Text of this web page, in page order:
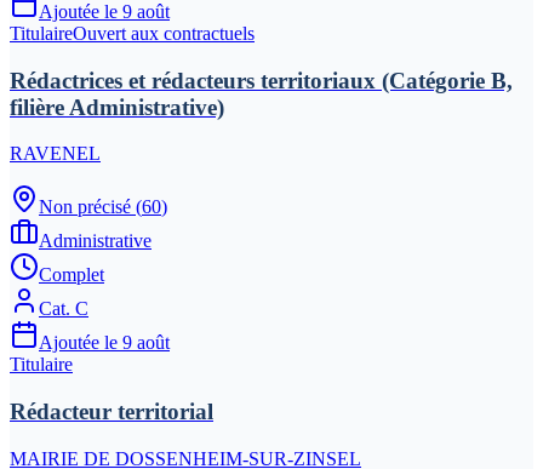
Ajoutée le 9 août
TitulaireOuvert aux contractuels
Rédactrices et rédacteurs territoriaux (Catégorie B,
filière Administrative)
RAVENEL
Non précisé (60)
Administrative
Complet
Cat. C
Ajoutée le 9 août
Titulaire
Rédacteur territorial
MAIRIE DE DOSSENHEIM-SUR-ZINSEL